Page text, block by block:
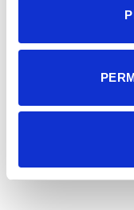
Campus